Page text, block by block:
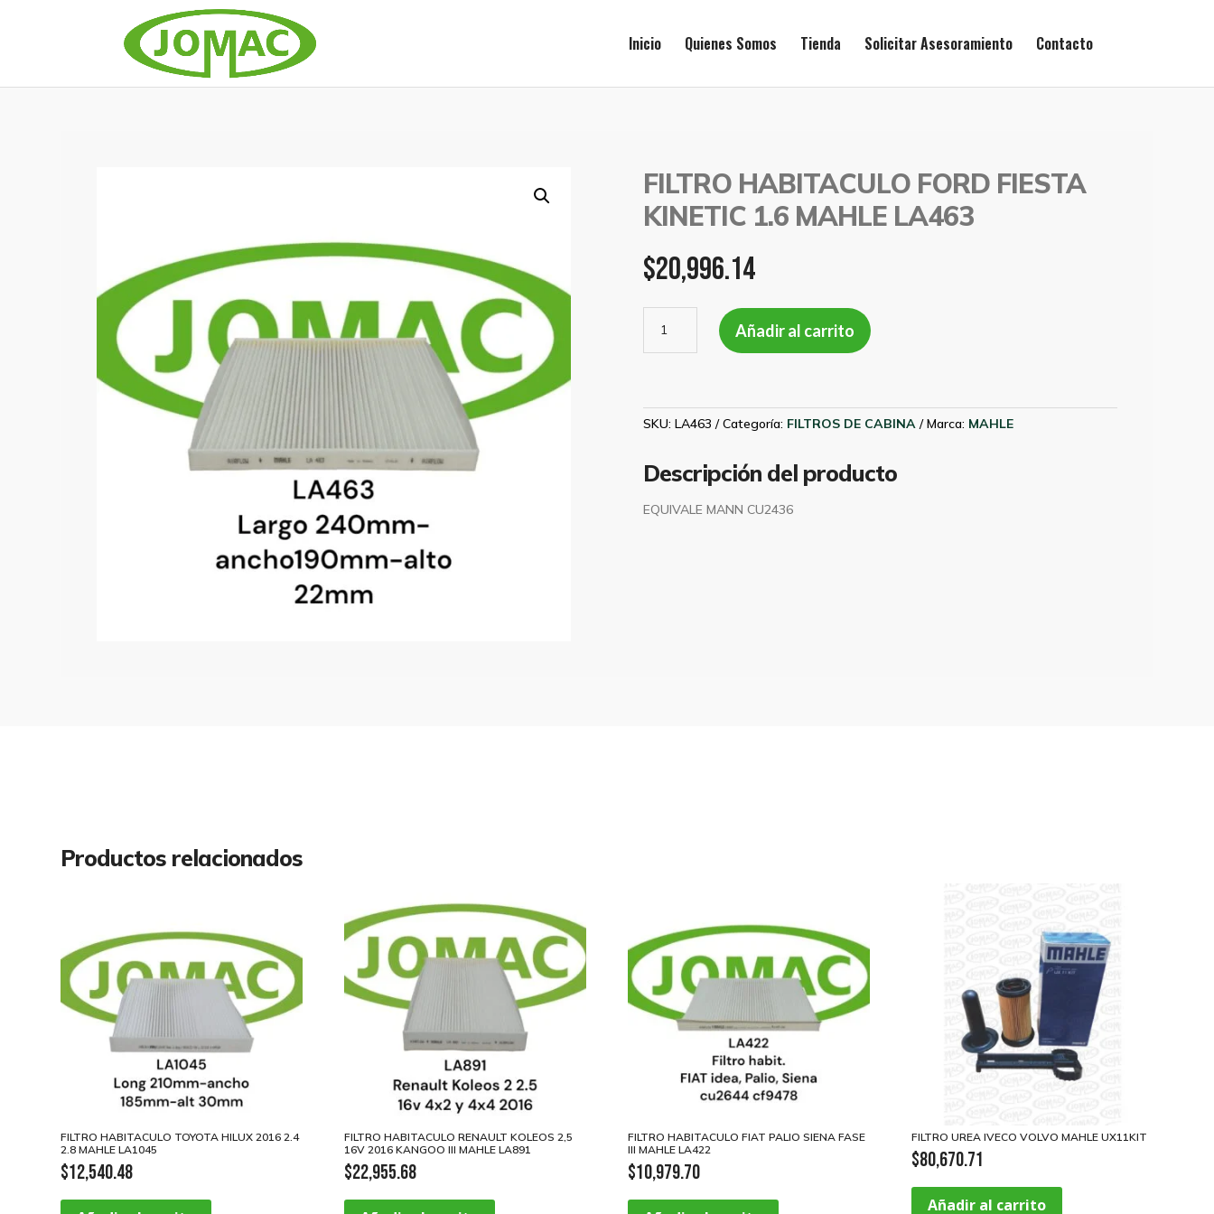
Inicio Quienes Somos Tienda Solicitar Asesoramiento Contacto
FILTRO HABITACULO FORD FIESTA
KINETIC 1.6 MAHLE LA463
$20,996.14
HABITACULO
FORD
1.6
LA463
cantidad
Añadir al carrito
SKU: LA463 Categoría: FILTROS DE CABINA Marca: MAHLE
Descripción del producto
EQUIVALE MANN CU2436
Productos relacionados
FILTRO HABITACULO TOYOTA HILUX 2016 2.4
2.8 MAHLE LA1045
$12,540.48
FILTRO HABITACULO RENAULT KOLEOS 2,5
16V 2016 KANGOO III MAHLE LA891
$22,955.68
FILTRO HABITACULO FIAT PALIO SIENA FASE
III MAHLE LA422
$10,979.70
FILTRO UREA IVECO VOLVO MAHLE UX11KIT
$80,670.71
Añadir al carrito